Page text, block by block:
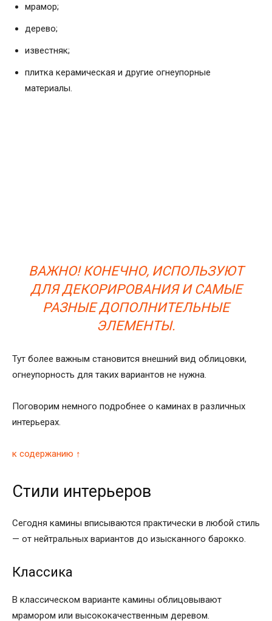
мрамор;
дерево;
известняк;
плитка керамическая и другие огнеупорные
материалы.
ВАЖНО! КОНЕЧНО, ИСПОЛЬЗУЮТ
ДЛЯ ДЕКОРИРОВАНИЯ И САМЫЕ
РАЗНЫЕ ДОПОЛНИТЕЛЬНЫЕ
ЭЛЕМЕНТЫ.
Тут более важным становится внешний вид облицовки,
огнеупорность для таких вариантов не нужна.
Поговорим немного подробнее о каминах в различных
интерьерах.
к содержанию ↑
Стили интерьеров
Сегодня камины вписываются практически в любой стиль
— от нейтральных вариантов до изысканного барокко.
Классика
В классическом варианте камины облицовывают
мрамором или высококачественным деревом.